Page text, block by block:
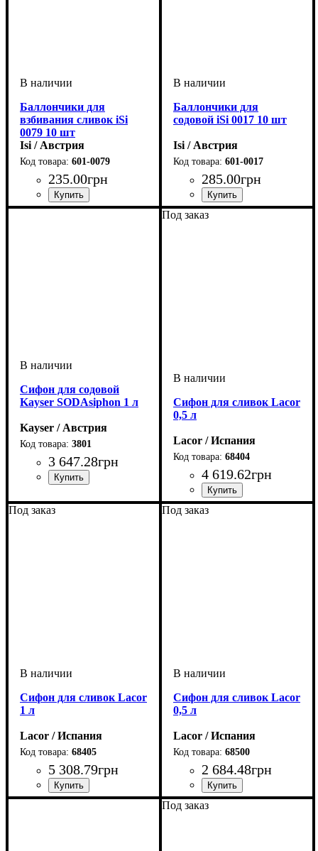
Баллончики для
взбивания сливок iSi
0079 10 шт
Isi / Австрия
601-0079
235.00грн
Баллончики для
содовой iSi 0017 10 шт
Isi / Австрия
601-0017
285.00грн
Сифон для содовой
Kayser SODAsiphon 1 л
Kayser / Австрия
3801
3 647.28грн
Под заказ
Сифон для сливок Lacor
0,5 л
Lacor / Испания
68404
4 619.62грн
Под заказ
Сифон для сливок Lacor
1 л
Lacor / Испания
68405
5 308.79грн
Под заказ
Сифон для сливок Lacor
0,5 л
Lacor / Испания
68500
2 684.48грн
Под заказ